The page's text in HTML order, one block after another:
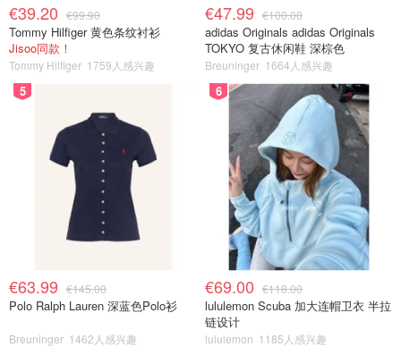
€39.20 €99.90
Tommy Hilfiger 黄色条纹衬衫
Jisoo同款！
Tommy Hilfiger 1759人感兴趣
€47.99 €100.00
adidas Originals adidas Originals
TOKYO 复古休闲鞋 深棕色
Breuninger 1664人感兴趣
5
€63.99 €145.00
Polo Ralph Lauren 深蓝色Polo衫
Breuninger 1462人感兴趣
6
€69.00 €118.00
lululemon Scuba 加大连帽卫衣 半拉
链设计
lululemon 1185人感兴趣